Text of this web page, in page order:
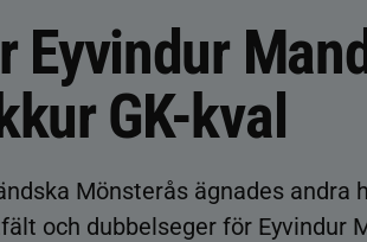
Eyvindur
GK-kval
Mönsterås ägnades andra
och dubbelseger för Eyvindur